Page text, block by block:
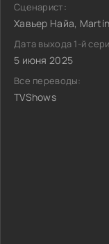
Сценарист:
Хавьер Найа,
Дата выхода 1-й
5 июня 2025
Все переводы:
TVShows